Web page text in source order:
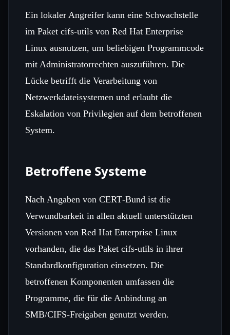
Ein lokaler Angreifer kann eine Schwachstelle
im Paket cifs-utils von Red Hat Enterprise
Linux ausnutzen, um beliebigen Programmcode
mit Administratorrechten auszuführen. Die
Lücke betrifft die Verarbeitung von
Netzwerkdateisystemen und erlaubt die
Eskalation von Privilegien auf dem betroffenen
System.
Betroffene Systeme
Nach Angaben von CERT‑Bund ist die
Verwundbarkeit in allen aktuell unterstützten
Versionen von Red Hat Enterprise Linux
vorhanden, die das Paket cifs-utils in ihrer
Standardkonfiguration einsetzen. Die
betroffenen Komponenten umfassen die
Programme, die für die Anbindung an
SMB/CIFS-Freigaben genutzt werden.